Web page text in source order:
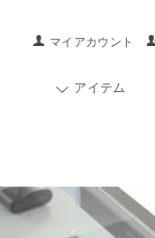
マイアカウント
アイテム